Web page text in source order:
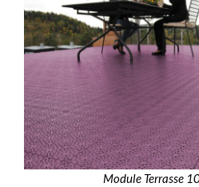
Module Terrasse